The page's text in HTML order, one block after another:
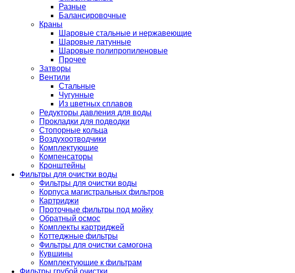
Разные
Балансировочные
Краны
Шаровые стальные и нержавеющие
Шаровые латунные
Шаровые полипропиленовые
Прочее
Затворы
Вентили
Стальные
Чугунные
Из цветных сплавов
Редукторы давления для воды
Прокладки для подводки
Стопорные кольца
Воздухоотводчики
Комплектующие
Компенсаторы
Кронштейны
Фильтры для очистки воды
Фильтры для очистки воды
Корпуса магистральных фильтров
Картриджи
Проточные фильтры под мойку
Обратный осмос
Комплекты картриджей
Коттеджные фильтры
Фильтры для очистки самогона
Кувшины
Комплектующие к фильтрам
Фильтры грубой очистки